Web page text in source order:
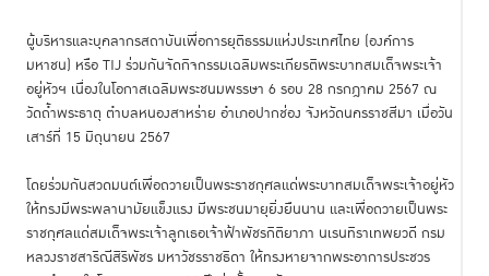
ผู้บริหารและบุคลากรสถาบันเพื่อการยุติธรรมแห่งประเทศไทย (องค์การ
มหาชน) หรือ TIJ ร่วมกันจัดกิจกรรมเฉลิมพระเกียรติพระบาทสมเด็จพระเจ้า
อยู่หัวฯ เนื่องในโอกาสเฉลิมพระชนมพรรษา 6 รอบ 28 กรกฎาคม 2567 ณ
วัดถ้ำพระธาตุ ตำบลหนองสาหร่าย อำเภอปากช่อง จังหวัดนครราชสีมา เมื่อวัน
เสาร์ที่ 15 มิถุนายน 2567
โดยร่วมกันสวดมนต์เพื่อถวายเป็นพระราชกุศลแด่พระบาทสมเด็จพระเจ้าอยู่หัว
ให้ทรงมีพระพลานามัยแข็งแรง มีพระชนมายุยิ่งยืนนาน และเพื่อถวายเป็นพระ
ราชกุศลแด่สมเด็จพระเจ้าลูกเธอเจ้าฟ้าพัชรกิติยาภา นเรนทิราเทพยวดี กรม
หลวงราชสาริณีสิริพัชร มหาวัชรราชธิดา ให้ทรงหายจากพระอาการประชวร